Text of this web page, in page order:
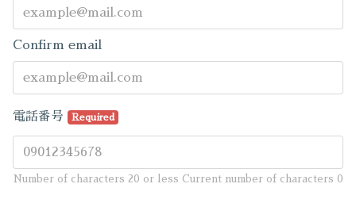
Confirm email
電話番号 Required
Number of characters 20 or less Current number of characters 0